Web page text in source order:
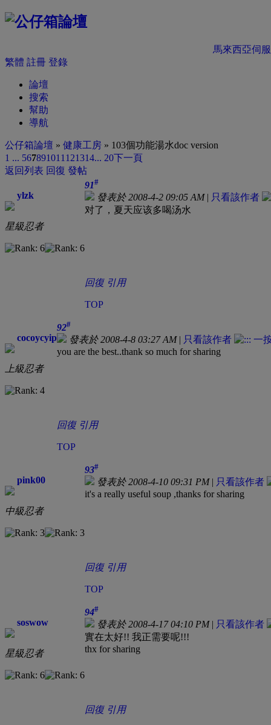
馬來西亞伺
繁體 註冊 登錄
論壇
搜索
幫助
導航
公仔箱論壇 » 健康工房 » 103個功能湯水doc version
1 ... 567891011 121314... 20下一頁
返回列表 回復 發帖
ylzk
星級忍者
91#
發表於 2008-4-2 09:05 AM| 只看該作者
对了，夏天应该多喝汤水
回復 引用
TOP
cocoycyip
上級忍者
92#
發表於 2008-4-8 03:27 AM| 只看該作者
you are the best..thank so much for sharing
回復 引用
TOP
pink00
中級忍者
93#
發表於 2008-4-10 09:31 PM| 只看該作者
it's a really useful soup ,thanks for sharing
回復 引用
TOP
soswow
星級忍者
94#
發表於 2008-4-17 04:10 PM| 只看該作者
實在太好!! 我正需要呢!!!
thx for sharing
回復 引用